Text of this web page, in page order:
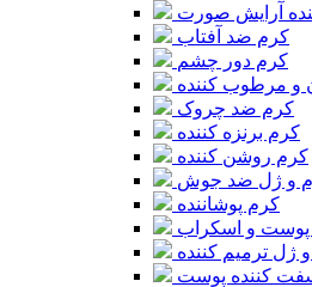
آرایش صورت
کرم ضد آفتاب
کرم دور چشم
و مرطوب کننده
کرم ضد چروک
کرم برنزه کننده
کرم روشن کننده
و ژل ضد جوش
کرم پوشاننده
پوست و اسکراب
ژل ترمیم کننده
کننده پوست